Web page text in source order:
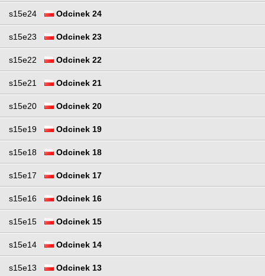
s15e24 Odcinek 24
s15e23 Odcinek 23
s15e22 Odcinek 22
s15e21 Odcinek 21
s15e20 Odcinek 20
s15e19 Odcinek 19
s15e18 Odcinek 18
s15e17 Odcinek 17
s15e16 Odcinek 16
s15e15 Odcinek 15
s15e14 Odcinek 14
s15e13 Odcinek 13